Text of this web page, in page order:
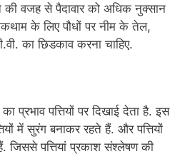
वजह से पैदावार को अधिक नुक्सान
के लिए पौधों पर नीम के तेल,
का छिडकाव करना चाहिए.
प्रभाव पत्तियों पर दिखाई देता है. इस
में सुरंग बनाकर रहते हैं. और पत्तियों
जिससे पत्तियां प्रकाश संश्लेषण की